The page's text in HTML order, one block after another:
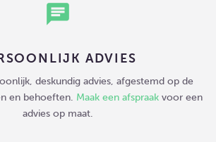
chat
ADVIES
deskundig advies, afgestemd op de
en behoeften. Maak een afspraakvoor een
advies op maat.